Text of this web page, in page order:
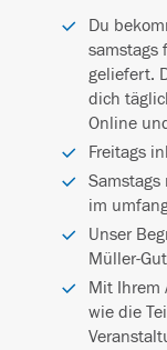
Du
samstags
geliefert.
dich
Online
Freitags
im
Unser
Müller-
Mit Ihrem
wie die